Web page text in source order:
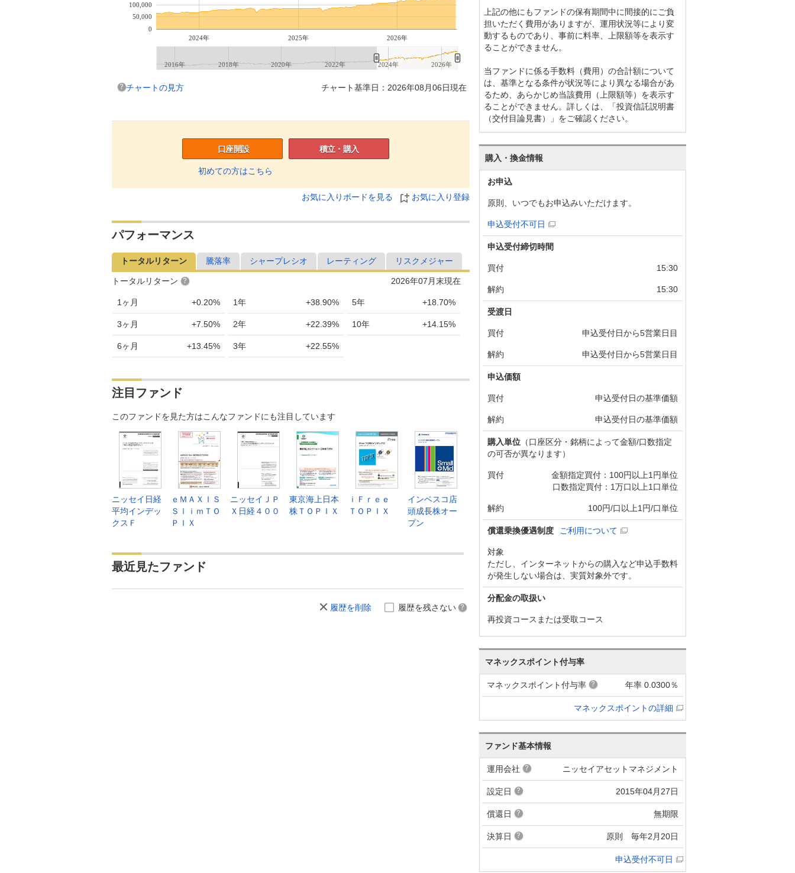
2024年 2025年 2026年
0
50,000
100,000
2016年 2018年 2020年 2022年 2024年 2026年
チャートの見方 チャート基準日：2026年08月06日現在
口座開設
初めての方はこちら
積立・購入
お気に入りボードを見る お気に入り登録
パフォーマンス
トータルリターン 騰落率 シャープレシオ レーティング リスクメジャー
2026年07月末現在
トータルリターン
1ヶ月 +0.20%
3ヶ月 +7.50%
6ヶ月 +13.45%
1年 +38.90%
2年 +22.39%
3年 +22.55%
5年 +18.70%
10年 +14.15%
注目ファンド
このファンドを見た方はこんなファンドにも注目しています
ニッセイ日経
平均インデッ
クスＦ
ｅＭＡＸＩＳ
ＳｌｉｍＴＯ
ＰＩＸ
ニッセイＪＰ
Ｘ日経４００
東京海上日本
株ＴＯＰＩＸ
ｉＦｒｅｅ
ＴＯＰＩＸ
インベスコ店
頭成長株オー
プン
最近見たファンド
履歴を削除 履歴を残さない
上記の他にもファンドの保有期間中に間接的にご負
担いただく費用がありますが、運用状況等により変
動するものであり、事前に料率、上限額等を表示す
ることができません。
当ファンドに係る手数料（費用）の合計額について
は、基準となる条件が状況等により異なる場合があ
るため、あらかじめ当該費用（上限額等）を表示す
ることができません。詳しくは、「投資信託説明書
（交付目論見書）」をご確認ください。
購入・換金情報
お申込
原則、いつでもお申込みいただけます。
申込受付不可日
申込受付締切時間
買付 15:30
解約 15:30
受渡日
買付 申込受付日から5営業日目
解約 申込受付日から5営業日目
申込価額
買付 申込受付日の基準価額
解約 申込受付日の基準価額
購入単位 （口座区分・銘柄によって金額/口数指定
の可否が異なります）
買付
金額指定買付：100円以上1円単位
口数指定買付：1万口以上1口単位
解約 100円/口以上1円/口単位
償還乗換優遇制度 ご利用について
対象
ただし、インターネットからの購入など申込手数料
が発生しない場合は、実質対象外です。
分配金の取扱い
再投資コースまたは受取コース
マネックスポイント付与率
マネックスポイント付与率 年率 0.0300％
マネックスポイントの詳細
ファンド基本情報
運用会社 ニッセイアセットマネジメント
設定日 2015年04月27日
償還日 無期限
決算日 原則 毎年2月20日
申込受付不可日